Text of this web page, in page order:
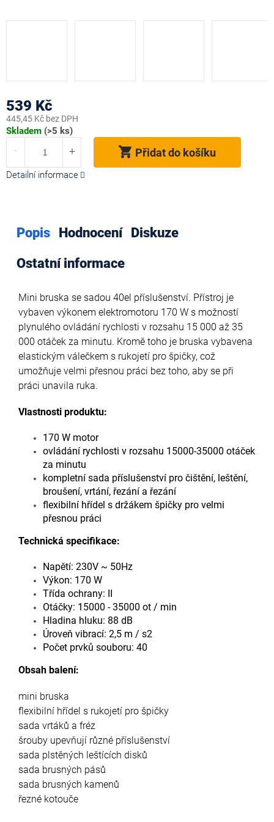
539 Kč
445,45 Kč bez DPH
Měrná
Skladem (>5 ks)
Přidat do košíku
Detailní informace
Popis Hodnocení
Diskuze
Ostatní informace
Mini bruska se sadou 40el příslušenství. Přístroj je
vybaven výkonem elektromotoru 170 W s možností
plynulého ovládání rychlosti v rozsahu 15 000 až 35
000 otáček za minutu. Kromě toho je bruska vybavena
elastickým válečkem s rukojetí pro špičky, což
umožňuje velmi přesnou práci bez toho, aby se při
práci unavila ruka.
Vlastnosti produktu:
170 W motor
ovládání rychlosti v rozsahu 15000-35000 otáček
za minutu
kompletní sada příslušenství pro čištění, leštění,
broušení, vrtání, řezání a řezání
flexibilní hřídel s držákem špičky pro velmi
přesnou práci
Technická specifikace:
Napětí: 230V ~ 50Hz
Výkon: 170 W
Třída ochrany: II
Otáčky: 15000 - 35000 ot / min
Hladina hluku: 88 dB
Úroveň vibrací: 2,5 m / s2
Počet prvků souboru: 40
Obsah balení:
mini bruska
flexibilní hřídel s rukojetí pro špičky
sada vrtáků a fréz
šrouby upevňují různé příslušenství
sada plstěných leštících disků
sada brusných pásů
sada brusných kamenů
řezné kotouče